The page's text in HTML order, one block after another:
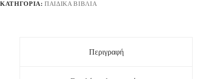
ΚΑΤΗΓΟΡΊΑ:ΠΑΙΔΙΚΆ ΒΙΒΛΊΑ
Περιγραφή